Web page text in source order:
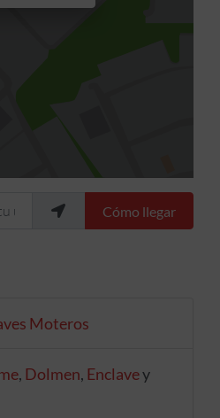
ubicación Cómo llegar
Moteros
, Dolmen, Enclavey